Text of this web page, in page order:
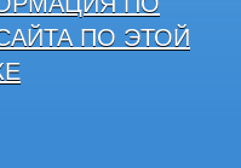
ПО ЭТОЙ